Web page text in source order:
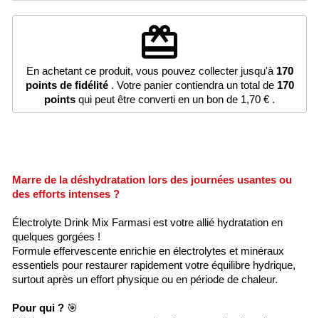
redeem
En achetant ce produit, vous pouvez collecter jusqu'à 170
points de fidélité. Votre panier contiendra un total de 170
points qui peut être converti en un bon de 1,70 € .
Marre de la déshydratation lors des journées usantes ou
des efforts intenses ?
Électrolyte Drink Mix Farmasi est votre allié hydratation en
quelques gorgées !
Formule effervescente enrichie en électrolytes et minéraux
essentiels pour restaurer rapidement votre équilibre hydrique,
surtout après un effort physique ou en période de chaleur.
Pour qui ?🎯